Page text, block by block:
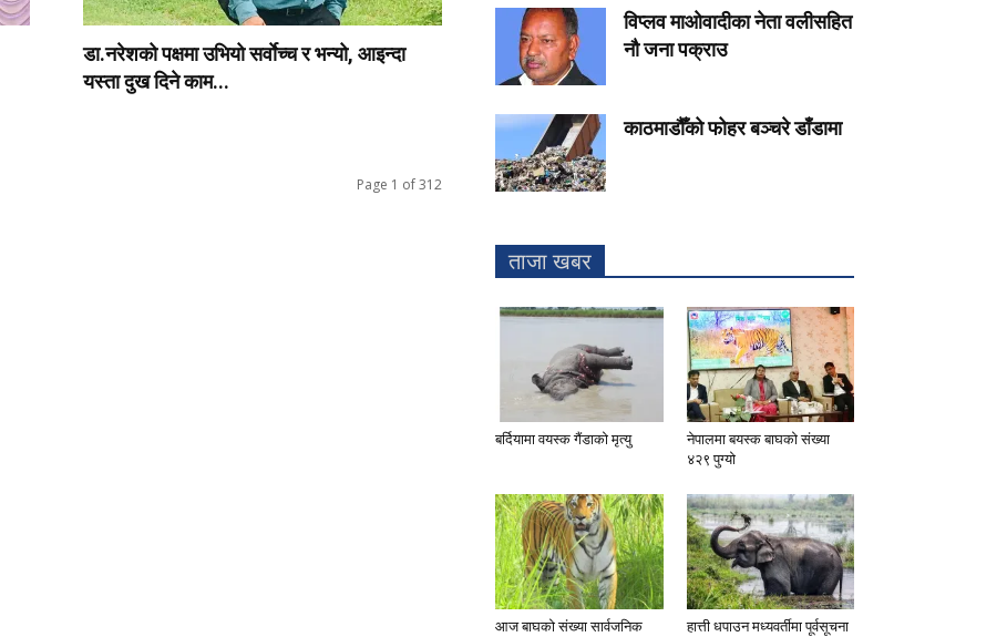
डा.नरेशको पक्षमा उभियो सर्वाेच्च र भन्यो, आइन्दा
यस्ता दुख दिने काम...
Page 1 of 312
विप्लव माओवादीका नेता वलीसहित
नौ जना पक्राउ
काठमाडौँको फोहर बञ्चरे डाँडामा
ताजा खबर
बर्दियामा वयस्क गैंडाको मृत्यु
नेपालमा बयस्क बाघको संख्या
४२९ पुग्यो
आज बाघको संख्या सार्वजनिक
हात्ती धपाउन मध्यवर्तीमा पूर्वसूचना